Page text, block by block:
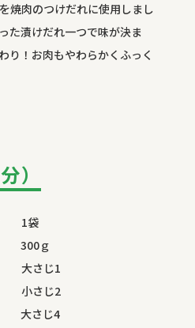
焼肉のつけだれに使用しまし
た漬けだれ一つで味が決ま
り！お肉もやわらかくふっく
）
け 1袋
ｇ
じ1
さじ2
さじ4